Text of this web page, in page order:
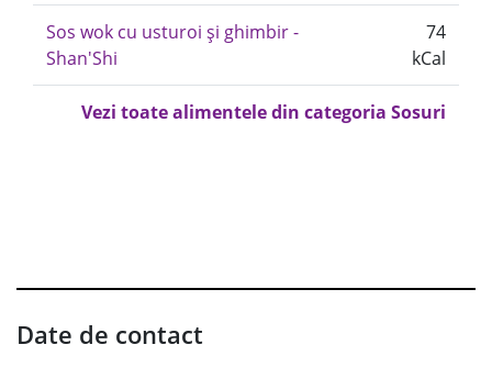
Sos wok cu usturoi și ghimbir -
Shan'Shi
74
kCal
Vezi toate alimentele din categoria Sosuri
Date de contact